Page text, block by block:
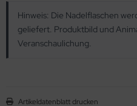
Hinweis: Die Nadelflaschen
geliefert. Produktbild und
Veranschaulichung.
Artikeldatenblatt drucken